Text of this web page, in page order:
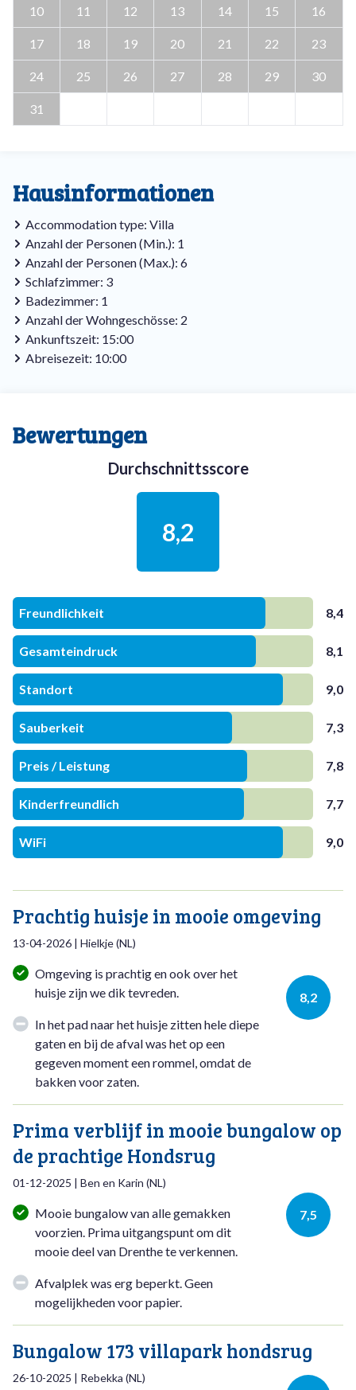
10 11 12 13 14 15 16
17 18 19 20 21 22 23
24 25 26 27 28 29 30
31
Hausinformationen
Accommodation type: Villa
Anzahl der Personen (Min.): 1
Anzahl der Personen (Max.): 6
Schlafzimmer: 3
Badezimmer: 1
Anzahl der Wohngeschösse: 2
Ankunftszeit: 15:00
Abreisezeit: 10:00
Bewertungen
Durchschnittsscore
8,2
Freundlichkeit 8,4
Gesamteindruck 8,1
Standort 9,0
Sauberkeit 7,3
Preis / Leistung 7,8
Kinderfreundlich 7,7
WiFi 9,0
Prachtig huisje in mooie omgeving
13-04-2026 | Hielkje(NL)
8,2
Omgeving is prachtig en ook over het
huisje zijn we dik tevreden.
In het pad naar het huisje zitten hele diepe
gaten en bij de afval was het op een
gegeven moment een rommel, omdat de
bakken voor zaten.
Prima verblijf in mooie bungalow op
de prachtige Hondsrug
01-12-2025 | Ben en Karin (NL)
7,5
Mooie bungalow van alle gemakken
voorzien. Prima uitgangspunt om dit
mooie deel van Drenthe te verkennen.
Afvalplek was erg beperkt. Geen
mogelijkheden voor papier.
Bungalow 173 villapark hondsrug
26-10-2025 | Rebekka (NL)